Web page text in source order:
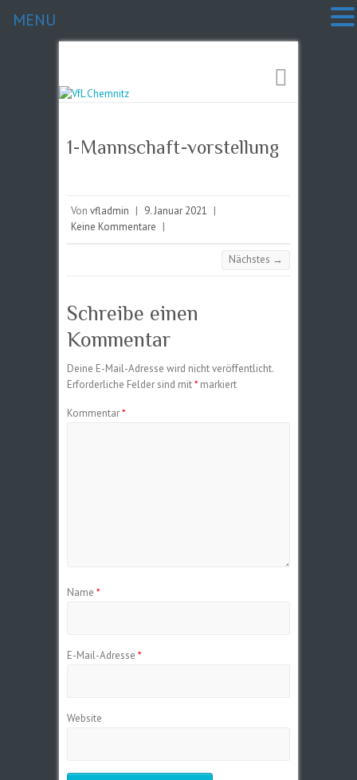
1-Mannschaft-vorstellung
Von vfladmin | 9. Januar 2021 |
Keine Kommentare |
Nächstes →
Schreibe einen
Kommentar
Deine E-Mail-Adresse wird nicht veröffentlicht.
Erforderliche Felder sind mit* markiert
Kommentar*
Name *
E-Mail-Adresse *
Website
MENU